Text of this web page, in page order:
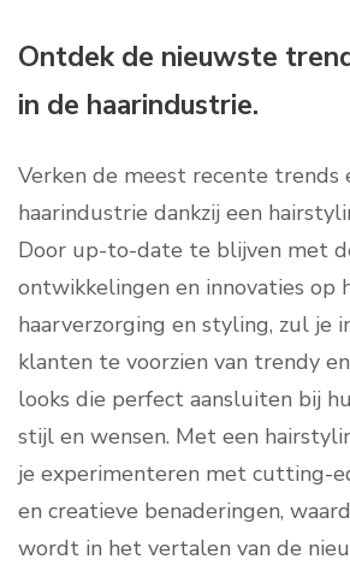
Ontdek de nieuwste
in de haarindustrie.
Verken de meest recente trends
haarindustrie dankzij een
Door up-to-date te blijven met
ontwikkelingen en innovaties op
haarverzorging en styling, zul je
klanten te voorzien van trendy
looks die perfect aansluiten bij
stijl en wensen. Met een
je experimenteren met cutting-
en creatieve benaderingen,
wordt in het vertalen van de